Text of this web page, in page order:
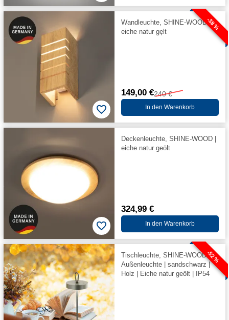
-38 %
Wandleuchte, SHINE-WOOD |
eiche natur ge̦lt
149,00 €240 €
In den Warenkorb
Deckenleuchte, SHINE-WOOD |
eiche natur geölt
324,99 €
In den Warenkorb
-52 %
Tischleuchte, SHINE-WOOD |
Außenleuchte | sandschwarz |
Holz | Eiche natur geölt | IP54